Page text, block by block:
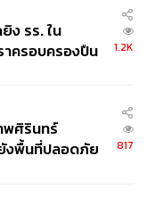
เก๋าดำ (ขวา)
รสอาหารไทย
ารไทยไม่เผ็ด แต่
เขาก็อยากให้มัน
อย่างถ้าไม่เผ็ดจะ
ง รร. ใน
ครอบครองปืน
1.2K
พศิรินทร์
งพื้นที่ปลอดภัย
817